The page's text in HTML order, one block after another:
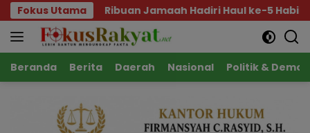
Langsung
ke
konten
Fokus Utama
Ribuan Jamaah Hadiri Haul ke-5 Habib Saggaf,
Beranda Berita Daerah Nasional Politik &